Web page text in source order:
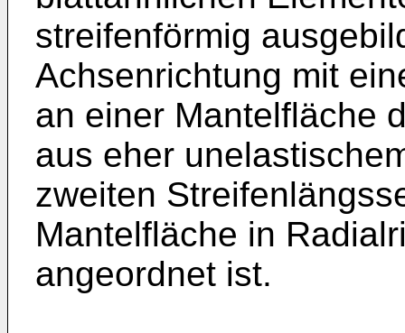
streifenförmig
Achsenrichtung mit
an einer Mantelfläche
aus eher
zweiten
Mantelfläche in
angeordnet ist.